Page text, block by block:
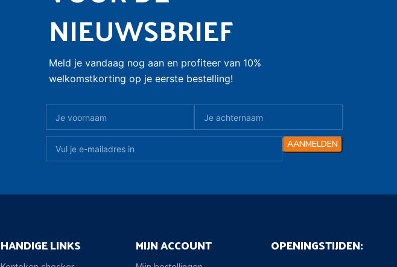
NIEUWSBRIEF
Meld je vandaag nog aan en profiteer van 10%
welkomstkorting op je eerste bestelling!
HANDIGE LINKS MIJN ACCOUNT OPENINGSTIJDEN: